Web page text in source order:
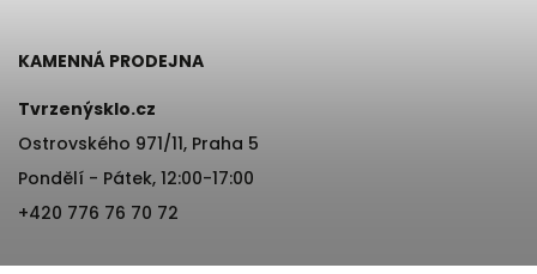
KAMENNÁ PRODEJNA
Tvrzenýsklo.cz
Ostrovského 971/11, Praha 5
Pondělí - Pátek, 12:00-17:00
+420 776 76 70 72